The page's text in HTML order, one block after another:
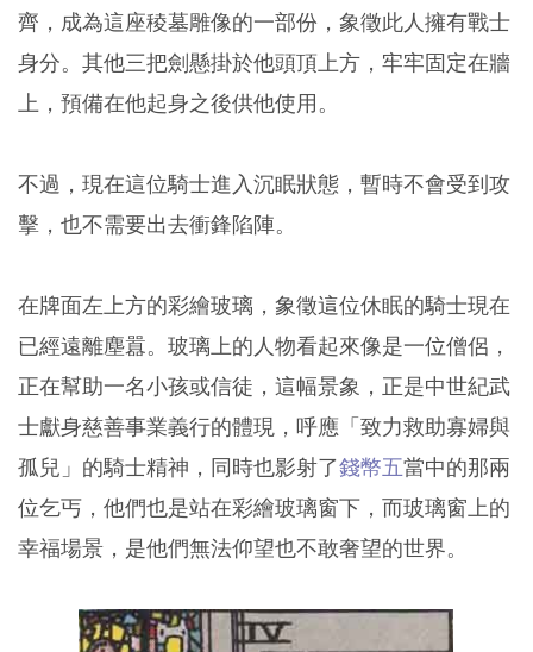
齊，成為這座稜墓雕像的一部份，象徵此人擁有戰士
身分。其他三把劍懸掛於他頭頂上方，牢牢固定在牆
上，預備在他起身之後供他使用。
不過，現在這位騎士進入沉眠狀態，暫時不會受到攻
擊，也不需要出去衝鋒陷陣。
在牌面左上方的彩繪玻璃，象徵這位休眠的騎士現在
已經遠離塵囂。玻璃上的人物看起來像是一位僧侶，
正在幫助一名小孩或信徒，這幅景象，正是中世紀武
士獻身慈善事業義行的體現，呼應「致力救助寡婦與
孤兒」的騎士精神，同時也影射了錢幣五當中的那兩
位乞丐，他們也是站在彩繪玻璃窗下，而玻璃窗上的
幸福場景，是他們無法仰望也不敢奢望的世界。